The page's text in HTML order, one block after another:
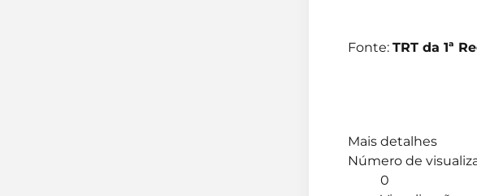
Fonte: TRT da 1ª
Mais detalhes
Número de
0